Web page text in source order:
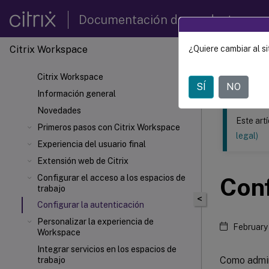
Documentación de productos
Citrix Workspace
Citrix Workspace
Información general
Novedades
Primeros pasos con Citrix Workspace
Experiencia del usuario final
Extensión web de Citrix
Configurar el acceso a los espacios de
trabajo
Configurar la autenticación
Personalizar la experiencia de
Workspace
Integrar servicios en los espacios de
trabajo
Este
Citrix
<
Este
legal)
Como
¿Quiere cambiar al
SÍ NO